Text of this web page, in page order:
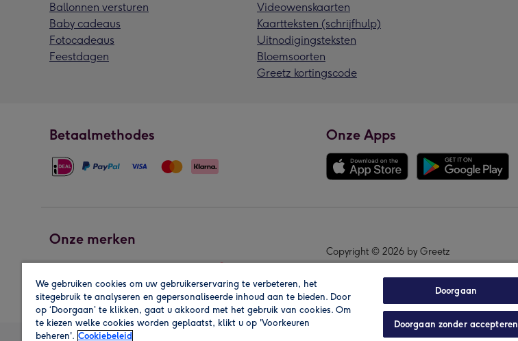
Ballonnen versturen
Baby cadeaus
Fotocadeaus
Feestdagen
Videowenskaarten
Kaartteksten (schrijfhulp)
Uitnodigingsteksten
Bloemsoorten
Greetz kortingscode
Betaalmethodes Onze Apps
Onze merken
Copyright © 2026 by Greetz
We gebruiken cookies om uw gebruikerservaring te verbeteren, het
sitegebruik te analyseren en gepersonaliseerde inhoud aan te bieden. Door
op ‘Doorgaan’ te klikken, gaat u akkoord met het gebruik van cookies. Om
te kiezen welke cookies worden geplaatst, klikt u op 'Voorkeuren
beheren'. Cookiebeleid
Doorgaan
Doorgaan zonder accepteren